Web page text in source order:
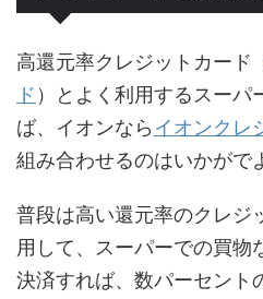
高還元率クレジットカード
ド ）とよく利用するスーパ
ば、イオンなら イオンクレ
組み合わせるのはいかがで
普段は高い還元率のクレジ
用して、スーパーでの買物
決済すれば、数パーセント